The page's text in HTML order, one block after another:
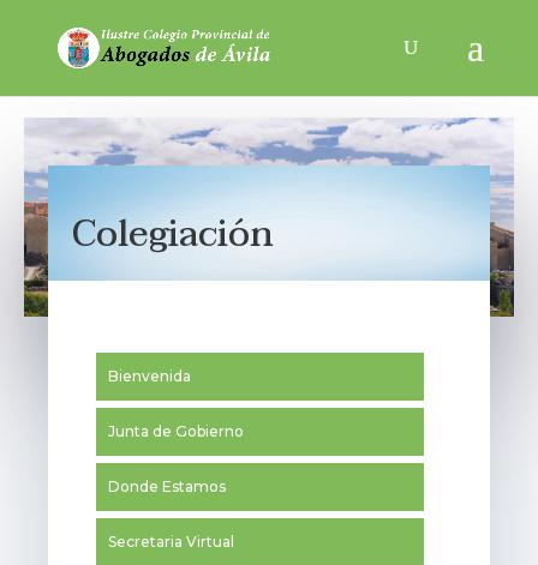
Colegiación
Bienvenida
Junta de Gobierno
Donde Estamos
Secretaria Virtual